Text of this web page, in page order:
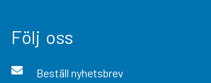
Följ oss
Beställ nyhetsbrev